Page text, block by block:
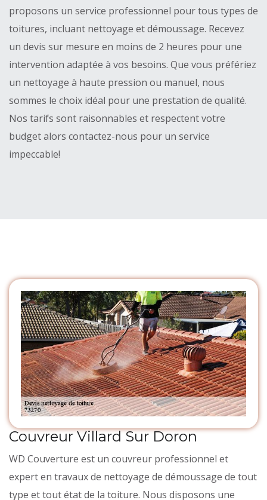
proposons un service professionnel pour tous types de
toitures, incluant nettoyage et démoussage. Recevez
un devis sur mesure en moins de 2 heures pour une
intervention adaptée à vos besoins. Que vous préfériez
un nettoyage à haute pression ou manuel, nous
sommes le choix idéal pour une prestation de qualité.
Nos tarifs sont raisonnables et respectent votre
budget alors contactez-nous pour un service
impeccable!
Couvreur Villard Sur Doron
WD Couverture est un couvreur professionnel et
expert en travaux de nettoyage de démoussage de tout
type et tout état de la toiture. Nous disposons une